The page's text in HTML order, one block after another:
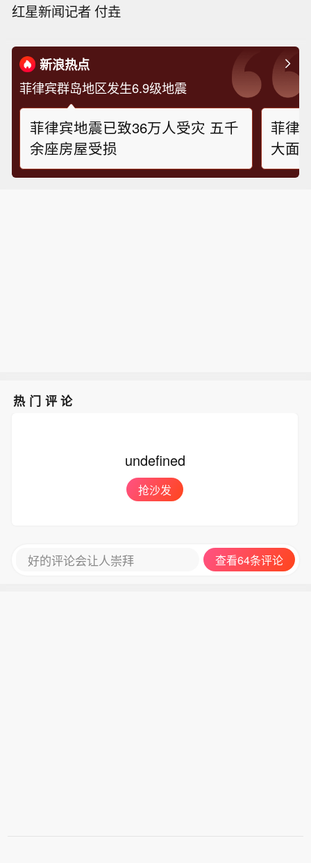
红星新闻记者 付垚
新浪热点
菲律宾群岛地区发生6.9级地震
菲律宾地震已致36万人受灾 五千
余座房屋受损
菲律
大面
人被
热门评论
undefined
抢沙发
好的评论会让人崇拜 查看64条评论